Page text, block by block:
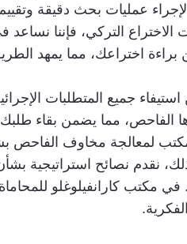
لإجراء عمليات بحث دقيقة
التركي، فإننا
اختراعك، مما يمهد
جميع المتطلبات
الفاحص، مما يضمن بقاء
المكتب لمعالجة مخاوف
نقدم نصائح استراتيجية
في مكتب كارانفيلوغلو